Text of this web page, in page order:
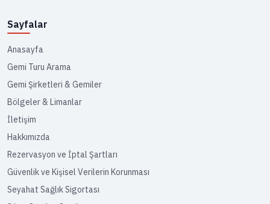
Sayfalar
Anasayfa
Gemi Turu Arama
Gemi Şirketleri & Gemiler
Bölgeler & Limanlar
İletişim
Hakkımızda
Rezervasyon ve İptal Şartları
Güvenlik ve Kişisel Verilerin Korunması
Seyahat Sağlık Sigortası